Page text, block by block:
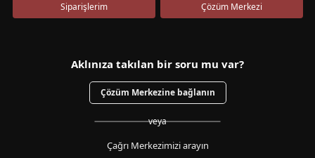
Siparişlerim Çözüm Merkezi
Aklınıza takılan bir soru mu var?
Çözüm Merkezine bağlanın
veya
Çağrı Merkezimizi arayın